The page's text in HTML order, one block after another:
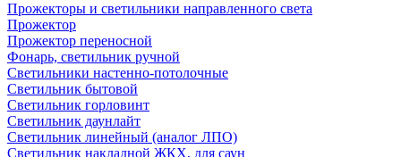
Прожекторы и светильники направленного света
Прожектор
Прожектор переносной
Фонарь, светильник ручной
Светильники настенно-потолочные
Светильник бытовой
Светильник горловинт
Светильник даунлайт
Светильник линейный (аналог ЛПО)
Светильник накладной ЖКХ, для саун